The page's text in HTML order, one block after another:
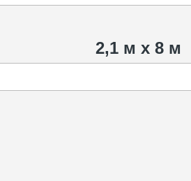
2,1 м х 8 м